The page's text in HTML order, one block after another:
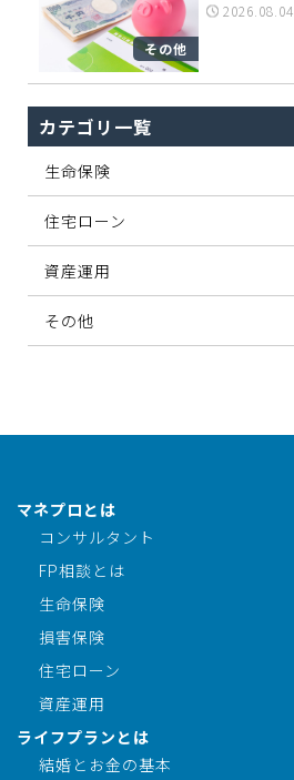
その他
2026.08.04
カテゴリ一覧
生命保険
住宅ローン
資産運用
その他
マネプロとは
コンサルタント
FP相談とは
生命保険
損害保険
住宅ローン
資産運用
ライフプランとは
結婚とお金の基本